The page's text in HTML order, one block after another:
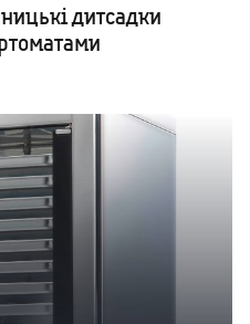
дитсадки